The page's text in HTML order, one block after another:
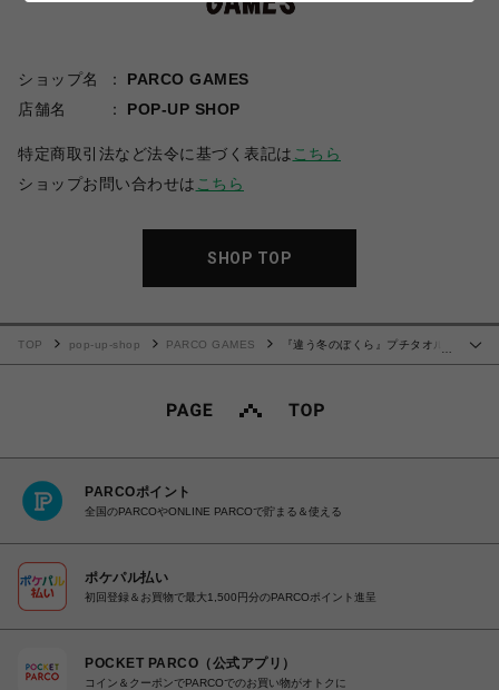
ショップ名
PARCO GAMES
店舗名
POP-UP SHOP
特定商取引法など法令に基づく表記は こちら
ショップお問い合わせは こちら
SHOP TOP
…
TOP pop-up-shop PARCO GAMES
『違う冬のぼくら』プチタオル
PARCOポイント
全国のPARCOやONLINE PARCOで貯まる＆使える
ポケパル払い
初回登録＆お買物で最大1,500円分のPARCOポイント進呈
POCKET PARCO（公式アプリ）
コイン＆クーポンでPARCOでのお買い物がオトクに